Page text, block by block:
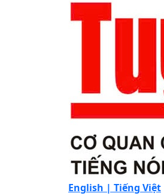
English | Tiếng Việt